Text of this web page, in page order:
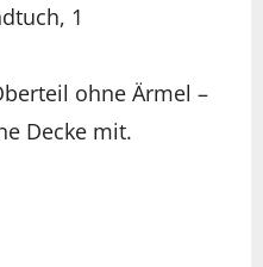
1
ohne Ärmel –
Decke mit.